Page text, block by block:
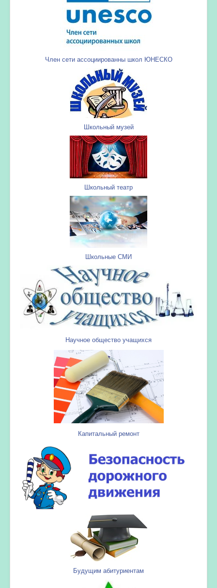
Член сети ассоциированны школ ЮНЕСКО
Школьный музей
Школьный театр
Школьные СМИ
Научное общество учащихся
Капитальный ремонт
Будущим абитуриентам